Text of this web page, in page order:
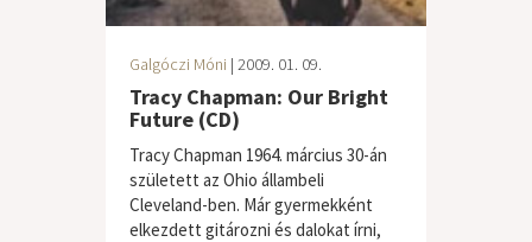
Galgóczi Móni | 2009. 01. 09.
Tracy Chapman: Our Bright
Future (CD)
Tracy Chapman 1964. március 30-án
született az Ohio állambeli
Cleveland-ben. Már gyermekként
elkezdett gitározni és dalokat írni,